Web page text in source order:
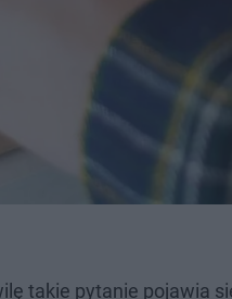
takie pytanie pojawia